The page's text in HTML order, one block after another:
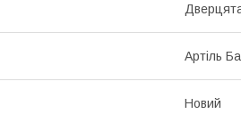
Артіль
Новий